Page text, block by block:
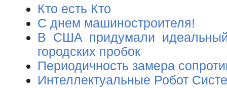
Кто есть Кто
С днем машиностроителя!
В США придумали
городских пробок
Периодичность замера
Интеллектуальные Робот